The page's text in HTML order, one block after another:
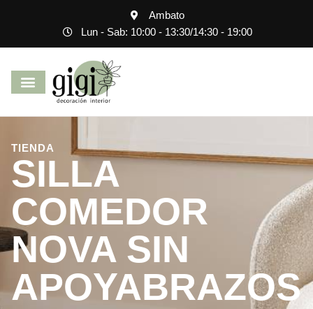
Ambato
Lun - Sab: 10:00 - 13:30/14:30 - 19:00
TIENDA
SILLA
COMEDOR
NOVA SIN
APOYABRAZOS